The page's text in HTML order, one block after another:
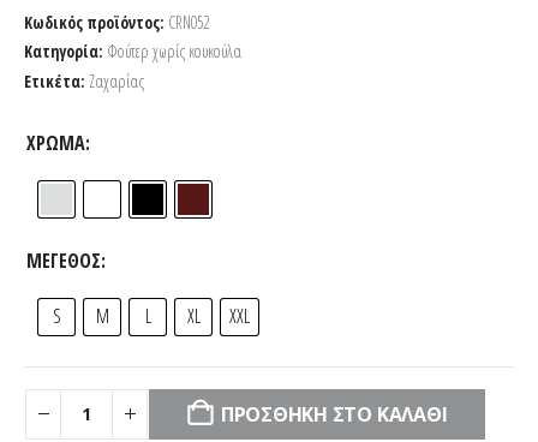
Κωδικός προϊόντος: CRN052
Κατηγορία: Φούτερ χωρίς κουκούλα
Ετικέτα: Ζαχαρίας
ΧΡΏΜΑ
ΜΈΓΕΘΟΣ
S M L XL XXL
ΠΡΟΣΘΉΚΗ ΣΤΟ ΚΑΛΆΘΙ